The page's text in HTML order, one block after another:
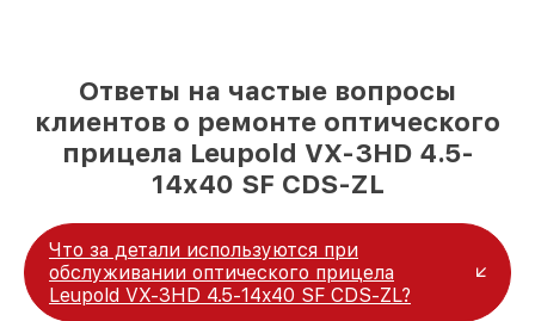
Ответы на частые вопросы
клиентов о ремонте оптического
прицела Leupold VX-3HD 4.5-
14x40 SF CDS-ZL
Что за детали используются при
обслуживании оптического прицела
Leupold VX-3HD 4.5-14x40 SF CDS-ZL?